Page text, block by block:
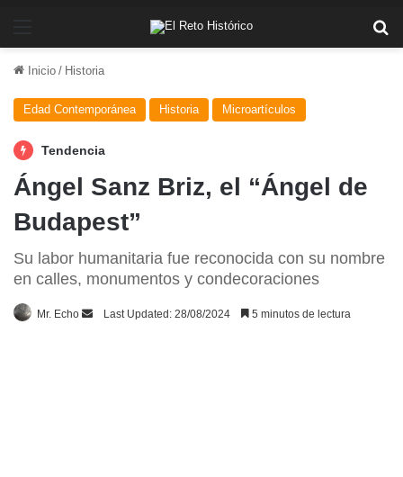
Inicio / Historia
Edad Contemporánea Historia Microartículos
Tendencia
Ángel Sanz Briz, el “Ángel de
Budapest”
Su labor humanitaria fue reconocida con su nombre
en calles, monumentos y condecoraciones
Mr. Echo
SendLast Updated: 28/08/2024 5 minutos de lectura